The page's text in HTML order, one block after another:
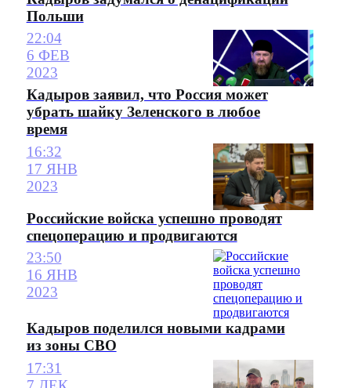
Польши
22:04
6 ФЕВ
2023
Кадыров заявил, что Россия может
убрать шайку Зеленского в любое
время
16:32
17 ЯНВ
2023
Российские войска успешно проводят
спецоперацию и продвигаются
23:50
16 ЯНВ
2023
Кадыров поделился новыми кадрами
из зоны СВО
17:31